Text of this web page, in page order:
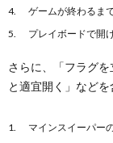
ゲームが終わるま
プレイボードで開
さらに、「フラグ
と適宜開く」など
マインスイーパー